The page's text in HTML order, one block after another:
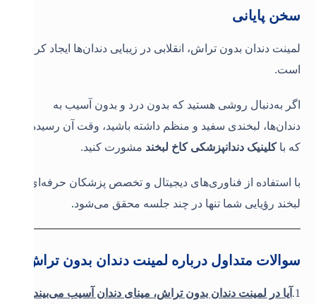
سخن پایانی
لمینت دندان بدون تراش، انقلابی در زیبایی دندان‌ها ایجاد کرده
است.
اگر به‌دنبال روشی هستید که بدون درد و بدون آسیب به
دندان‌ها، لبخندی سفید و منظم داشته باشید، وقت آن رسیده
که باکلینیک دندانپزشکی کاخ لبخند مشورت کنید.
با استفاده از فناوری‌های دیجیتال و تخصص پزشکان حرفه‌ای،
لبخند رؤیایی شما تنها در چند جلسه محقق می‌شود.
سوالات متداول درباره لمینت دندان بدون تراش
1. آیا در لمینت دندان بدون تراش، مینای دندان آسیب می‌بیند؟